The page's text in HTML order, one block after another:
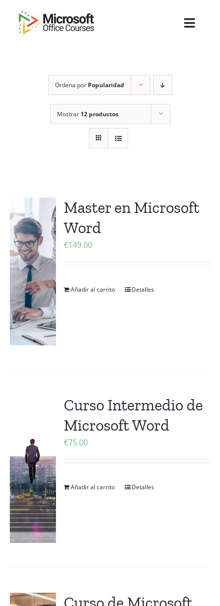
contenido
Sobre Nosotros
Cursos
Masters
Contactanos
Ordena por Popularidad
Mostrar 12 productos
Master en Microsoft
Word
€149.00
Añadir al carrito Detalles
Curso Intermedio de
Microsoft Word
€75.00
Añadir al carrito Detalles